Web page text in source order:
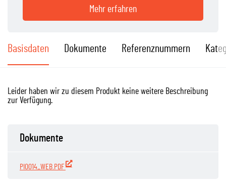
Mehr erfahren
Basisdaten Dokumente Referenznummern
Leider haben wir zu diesem Produkt keine weitere Beschreibung
zur Verfügung.
Dokumente
PI0014_WEB.PDF